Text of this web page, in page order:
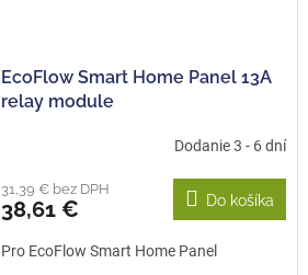
EcoFlow Smart Home Panel 13A
relay module
Dodanie 3 - 6 dní
31,39 € bez DPH
38,61 € Do košíka
Pro EcoFlow Smart Home Panel